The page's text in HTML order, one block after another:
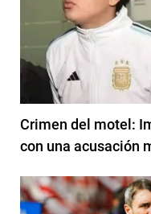
Crimen del motel:
con una acusación